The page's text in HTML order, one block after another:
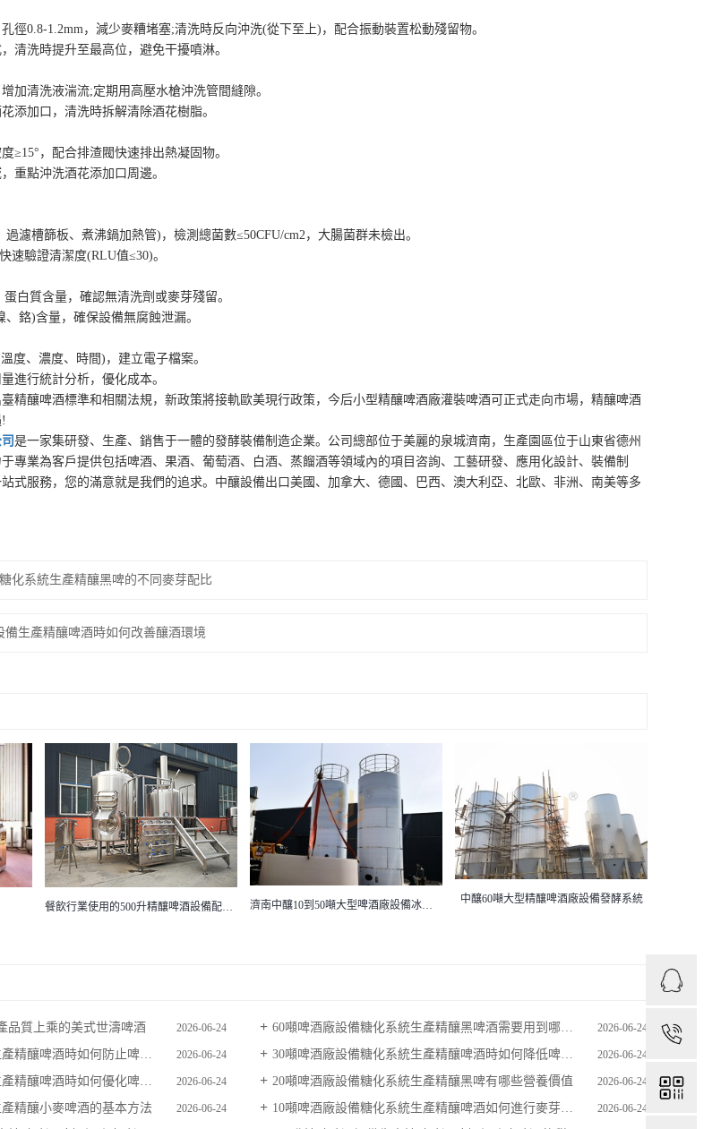
0.8-1.2mm，減少麥糟堵塞;清洗時反向沖洗(從下至上)，配合振動裝置松動殘留物。
洗時提升至最高位，避免干擾噴淋。
清洗液湍流;定期用高壓水槍沖洗管間縫隙。
加口，清洗時拆解清除酒花樹脂。
，配合排渣閥快速排出熱凝固物。
點沖洗酒花添加口周邊。
槽篩板、煮沸鍋加熱管)，檢測總菌數≤50CFU/cm2，大腸菌群未檢出。
驗證清潔度(RLU值≤30)。
質含量，確認無清洗劑或麥芽殘留。
鉻)含量，確保設備無腐蝕泄漏。
、濃度、時間)，建立電子檔案。
行統計分析，優化成本。
釀啤酒標準和相關法規，新政策將接軌歐美現行政策，今后小型精釀啤酒廠灌裝啤酒可正式走向市場，精釀啤酒
是一家集研發、生產、銷售于一體的發酵裝備制造企業。公司總部位于美麗的泉城濟南，生產園區位于山東省德州
專業為客戶提供包括啤酒、果酒、葡萄酒、白酒、蒸餾酒等領域內的項目咨詢、工藝研發、應用化設計、裝備制
式服務，您的滿意就是我們的追求。中釀設備出口美國、加拿大、德國、巴西、澳大利亞、北歐、非洲、南美等多
化系統生產精釀黑啤的不同麥芽配比
備生產精釀啤酒時如何改善釀酒環境
濟南中釀10到50噸大型啤酒廠設備冰水罐
中釀60噸大型精釀啤酒廠設備發酵系統
品質上乘的美式世濤啤酒 2026-06-24 60噸啤酒廠設備糖化系統生產精釀黑啤酒需要用到哪些種類的啤酒花 2026-06-24
啤酒時如何防止啤酒酸堿失衡 2026-06-24 30噸啤酒廠設備糖化系統生產精釀啤酒時如何降低啤酒的整體酸度 2026-06-24
酒時如何優化啤酒的綜合口味 2026-06-24 20噸啤酒廠設備糖化系統生產精釀黑啤有哪些營養價值 2026-06-24
精釀小麥啤酒的基本方法 2026-06-24 10噸啤酒廠設備糖化系統生產精釀啤酒如何進行麥芽發芽 2026-06-24